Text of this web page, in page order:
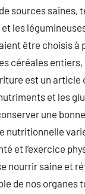
sources saines,
les
être choisis à
céréales
est un article
et les
une
nutritionnelle
et l’exercice
nourrir saine et
de nos organes